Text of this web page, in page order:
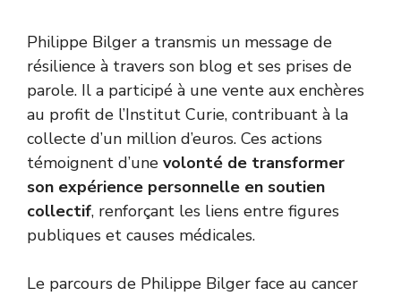
Philippe Bilger a transmis un message de
résilience à travers son blog et ses prises de
parole. Il a participé à une vente aux enchères
au profit de l’Institut Curie, contribuant à la
collecte d’un million d’euros. Ces actions
témoignent d’une volonté de transformer
son expérience personnelle en soutien
collectif, renforçant les liens entre figures
publiques et causes médicales.
Le parcours de Philippe Bilger face au cancer